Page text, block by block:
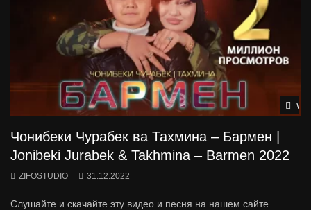
Чонибеки Чурабек ва Тахмина – Бармен |
Jonibeki Jurabek & Takhmina – Barmen 2022
ZIFOSTUDIO 31.12.2022
Слушайте и скачайте эту видео и песня на нашем сайте